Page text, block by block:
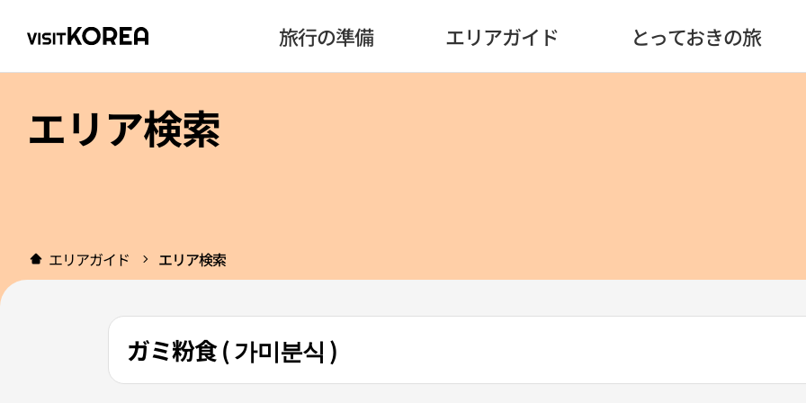
旅行の準備 エリアガイド とっておきの旅
エリア検索
エリアガイド エリア検索
ガミ粉食 ( 가미분식 )